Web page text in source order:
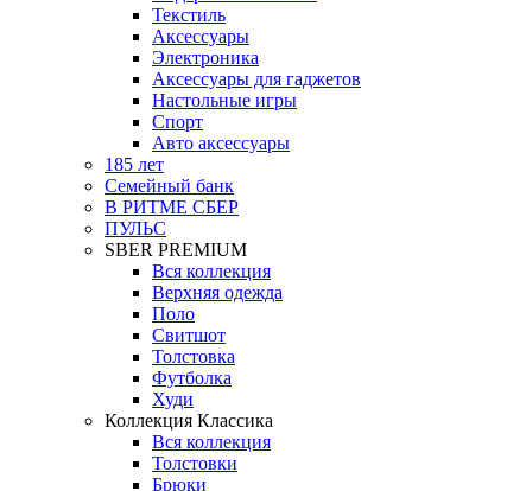
Текстиль
Аксессуары
Электроника
Аксессуары для гаджетов
Настольные игры
Спорт
Авто аксессуары
185 лет
Семейный банк
В РИТМЕ СБЕР
ПУЛЬС
SBER PREMIUM
Вся коллекция
Верхняя одежда
Поло
Свитшот
Толстовка
Футболка
Худи
Коллекция Классика
Вся коллекция
Толстовки
Брюки